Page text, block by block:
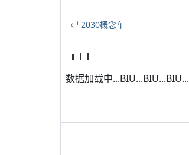
2030概念车
数据加载中...BIU...BIU...BIU...